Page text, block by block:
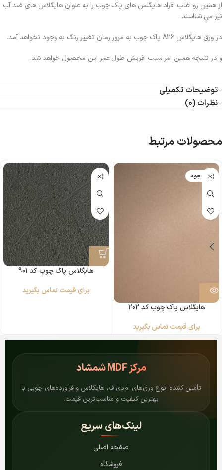
از همین رو اغلب افراد هایگلس های پاک چوب را به عنوان هایگلاس های ضد آب
نیز می شناسند.
در ورق هایگلاس 826 پاک چوب به مرور زمان تغییر رنگ به وجود نخواهد آمد.
و در نتیجه همین امر سبب افزیش طول عمر این محصول خواهد شد.
توضیحات تکمیلی
نظرات (0)
محصولات مرتبط
ناموجود
هایگلاس پاک چوب کد 202
برای قیمت تماس بگیرید
هایگلاس پاک چوب کد 901
برای قیمت تماس بگیرید
مرکزMDF شمشاد
تأمین کننده انواع ورق‌های ام‌دی‌اف، هایگلاس و فرآورده‌های چوبی با
بهترین کیفیت و مناسب‌ترین قیمت.
لینک‌های سریع
صفحه اصلی
فروشگاه